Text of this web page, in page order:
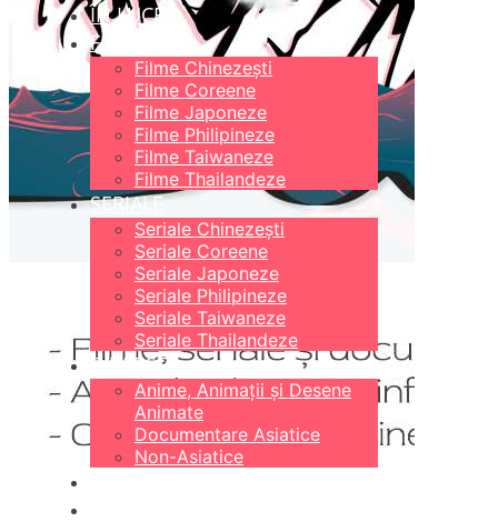
ÎN LUCRU
FILME
Filme Chinezești
Filme Coreene
Filme Japoneze
Filme Philipineze
Filme Taiwaneze
Filme Thailandeze
SERIALE
Seriale Chinezești
Seriale Coreene
Seriale Japoneze
Seriale Philipineze
Seriale Taiwaneze
Seriale Thailandeze
DIVERSE
Anime, Animații și Desene
Animate
Documentare Asiatice
Non-Asiatice